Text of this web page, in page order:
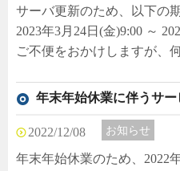
サーバ更新のため、以下の
2023年3月24日(金)9:00 ～
ご不便をおかけしますが、
年末年始休業に伴うサー
2022/12/08 お知らせ
年末年始休業のため、2022